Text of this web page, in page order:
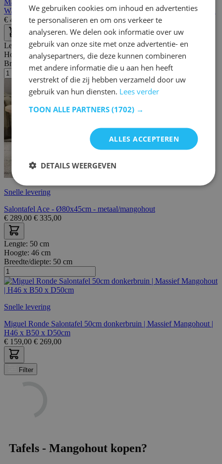
Wave Driehoekig Bovenblad Salontafel Set/2 - Massief Mangazand
€ 479,00 €605,00
Lengte:80 cm
Hoogte:45 cm
Breedte/diepte:
80 cm
Snelle levering
Salontafel Ace - Ø80x45cm - metaal/mangohout
€ 289,00 € 335,00
Lengte: 50 cm
Hoogte: 46 cm
Breedte/diepte: 50 cm
Snelle levering
Miguel Ronde Salontafel 50cm donkerbruin | Massief Mangohout |
H46 x B50 x D50cm
€ 159,00 € 269,00
Filter
Tafels - Mangohout kopen?
We gebruiken cookies om inhoud en advertenties
te personaliseren en om ons verkeer te
analyseren. We delen ook informatie over uw
gebruik van onze site met onze advertentie- en
analysepartners, die deze kunnen combineren
met andere informatie die u aan hen heeft
verstrekt of die zij hebben verzameld door uw
gebruik van hun diensten. Lees verder
TOON ALLE PARTNERS (1702) →
ALLES ACCEPTEREN
DETAILS WEERGEVEN